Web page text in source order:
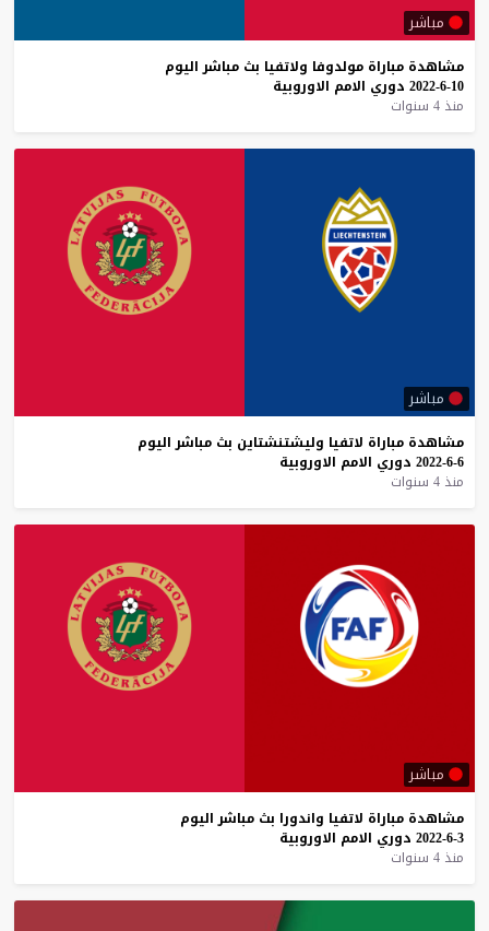
مباشر
مشاهدة مباراة مولدوفا ولاتفيا بث مباشر اليوم
10-6-2022
دوري الامم الاوروبية
منذ 4 سنوات
مباشر
مشاهدة مباراة لاتفيا وليشتنشتاين بث مباشر اليوم
6-6-2022
دوري الامم الاوروبية
منذ 4 سنوات
مباشر
مشاهدة مباراة لاتفيا واندورا بث مباشر اليوم
3-6-2022
دوري الامم الاوروبية
منذ 4 سنوات